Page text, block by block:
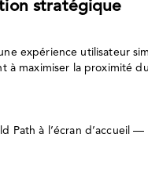
stratégique
expérience utilisateur
maximiser la proximité
Path à l’écran